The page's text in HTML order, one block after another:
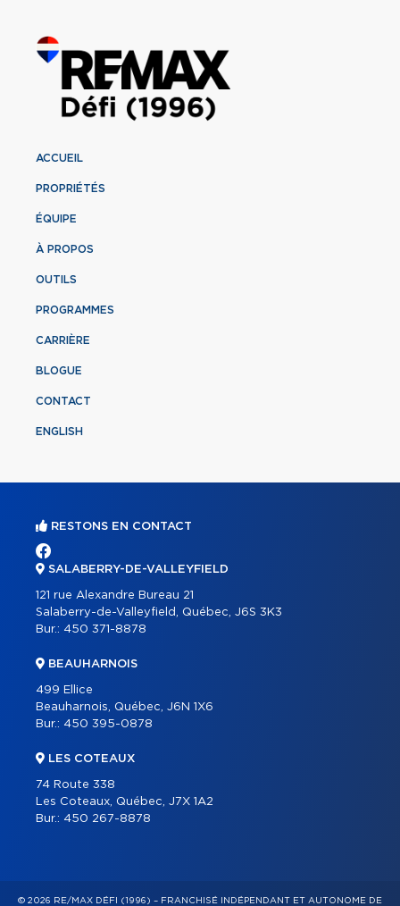
ACCUEIL
PROPRIÉTÉS
ÉQUIPE
À PROPOS
OUTILS
PROGRAMMES
CARRIÈRE
BLOGUE
CONTACT
ENGLISH
RESTONS EN CONTACT
SALABERRY-DE-VALLEYFIELD
121 rue Alexandre Bureau 21
Salaberry-de-Valleyfield, Québec, J6S 3K3
Bur.: 450 371-8878
BEAUHARNOIS
499 Ellice
Beauharnois, Québec, J6N 1X6
Bur.: 450 395-0878
LES COTEAUX
74 Route 338
Les Coteaux, Québec, J7X 1A2
Bur.: 450 267-8878
© 2026 RE/MAX DÉFI (1996) – FRANCHISÉ INDÉPENDANT ET AUTONOME DE